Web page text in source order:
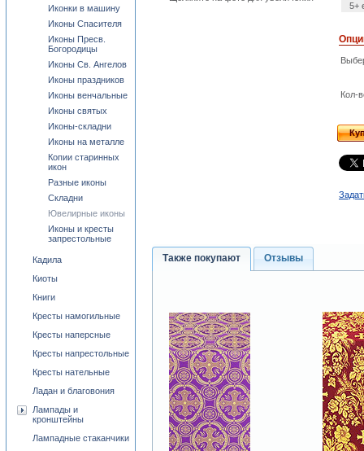
5+
Кол-
Также покупают Отзывы
Иконки в машину
Иконы Спасителя
Иконы Пресв.
Богородицы
Иконы Св. Ангелов
Иконы праздников
Иконы венчальные
Иконы святых
Иконы-складни
Иконы на металле
Копии старинных
икон
Разные иконы
Складни
Ювелирные иконы
Иконы и кресты
запрестольные
Кадила
Киоты
Книги
Кресты намогильные
Кресты наперсные
Кресты напрестольные
Кресты нательные
Ладан и благовония
Лампады и
кронштейны
Лампадные стаканчики